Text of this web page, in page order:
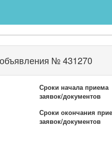
№ 431270
Сроки начала приема
заявок/документов
Сроки окончания
заявок/документов